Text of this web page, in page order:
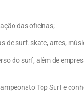
das oficinas;
de surf, skate, artes,
do surf, além de
Top Surf e